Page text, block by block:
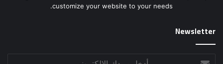
customize your website to your needs.
Newsletter